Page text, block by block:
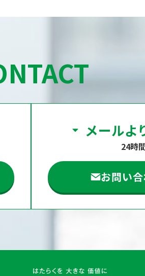
メールよ
24時
お問い